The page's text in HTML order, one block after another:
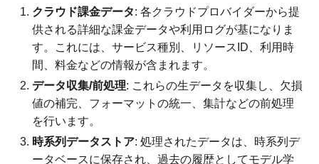
クラウド課金データ: 各クラウドプロバイダーから提
供される詳細な課金データや利用ログが基になりま
す。これには、サービス種別、リソースID、利用時
間、料金などの情報が含まれます。
データ収集/前処理: これらの生データを収集し、欠損
値の補完、フォーマットの統一、集計などの前処理
を行います。
時系列データストア: 処理されたデータは、時系列デ
ータベースに保存され、過去の履歴としてモデル学